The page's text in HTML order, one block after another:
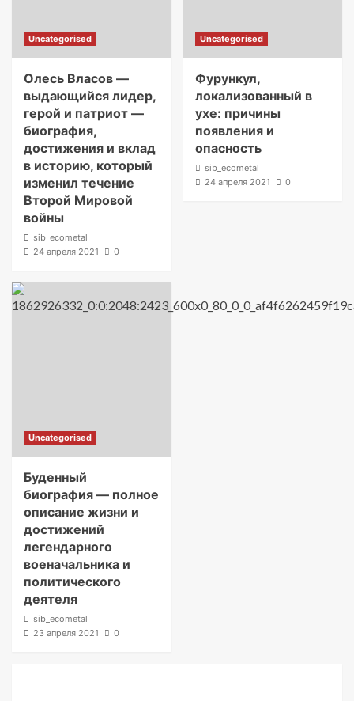
Uncategorised
Олесь Власов —
выдающийся лидер,
герой и патриот —
биография,
достижения и вклад
в историю, который
изменил течение
Второй Мировой
войны
sib_ecometal
24 апреля 2021
0
Uncategorised
Фурункул,
локализованный в
ухе: причины
появления и
опасность
sib_ecometal
24 апреля 2021
0
Uncategorised
Буденный
биография — полное
описание жизни и
достижений
легендарного
военачальника и
политического
деятеля
sib_ecometal
23 апреля 2021
0